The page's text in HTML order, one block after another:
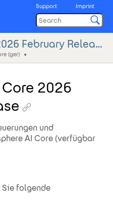
Support Imprint
Fabasphere AI Core 2026 February Release
(ger)
2026
und
AI Core (verfügbar
Sie folgende